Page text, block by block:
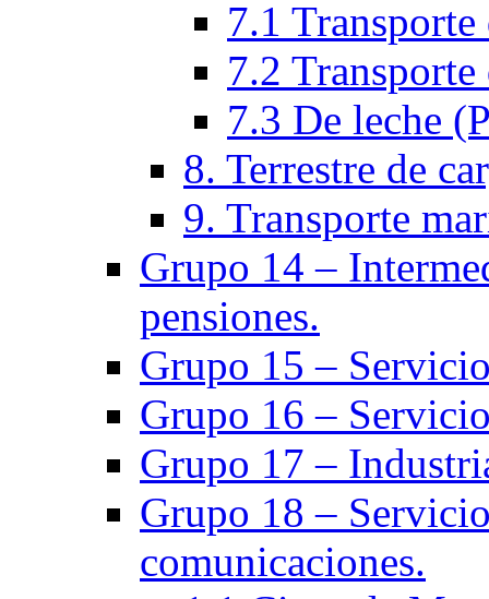
7.1 Transporte
7.2
7.3 De leche
8. Terrestre de
9. Transporte
Grupo 14 –
pensiones.
Grupo 15 –
Grupo 16 –
Grupo 17 –
Grupo 18 –
comunicaciones.